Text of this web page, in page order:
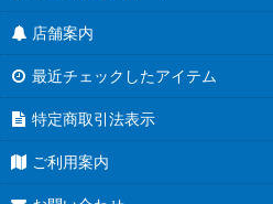
店舗案内
最近チェックしたアイテム
特定商取引法表示
ご利用案内